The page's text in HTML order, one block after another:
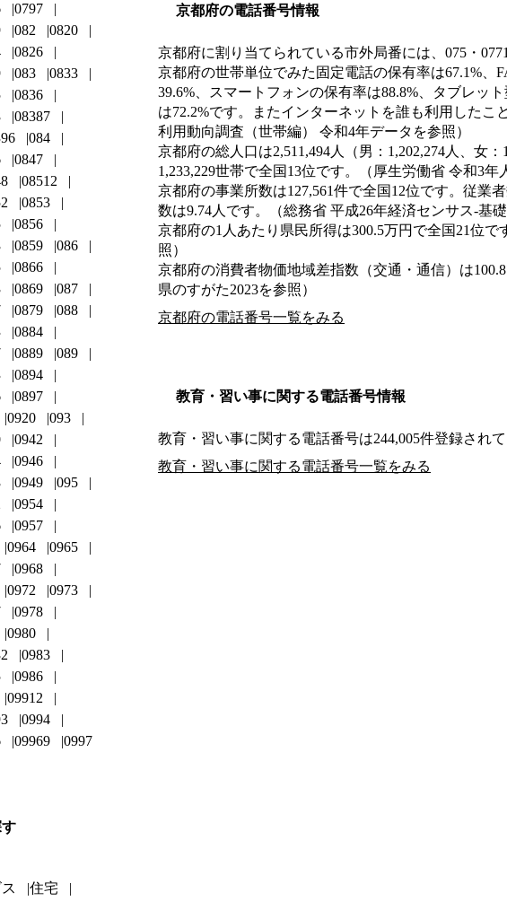
京都府の電話番号情報
京都府に割り当てられている市外局番には、075・
京都府の世帯単位でみた固定電話の保有率は67.1%、
39.6%、スマートフォンの保有率は88.8%、タブレッ
は72.2%です。またインターネットを誰も利用したこ
利用動向調査（世帯編） 令和4年データを参照）
京都府の総人口は2,511,494人（男：1,202,274人、女
1,233,229世帯で全国13位です。（厚生労働省 令和3年
京都府の事業所数は127,561件で全国12位です。従業
数は9.74人です。（総務省 平成26年経済センサス‐基礎
京都府の1人あたり県民所得は300.5万円で全国21位
照）
京都府の消費者物価地域差指数（交通・通信）は
県のすがた2023を参照）
京都府の電話番号一覧をみる
教育・習い事に関する電話番号情報
教育・習い事に関する電話番号は244,005件登録されて
教育・習い事に関する電話番号一覧をみる
0797
082
0820
0826
083
0833
0836
08387
084
0847
08512
0853
0856
0859
086
0866
0869
087
0879
088
0884
0889
089
0894
0897
0920
093
0942
0946
0949
095
0954
0957
0964
0965
0968
0972
0973
0978
0980
0983
0986
09912
0994
09969 0997
住宅